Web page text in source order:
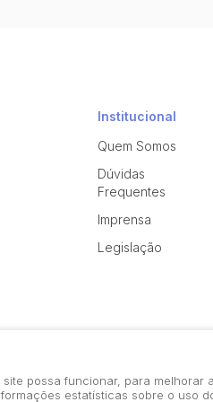
Institucional
Quem Somos
Dúvidas
Frequentes
Imprensa
Legislação
possa funcionar, para
estatísticas sobre o uso